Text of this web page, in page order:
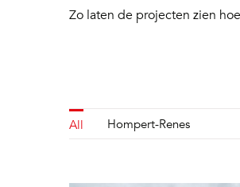
Zo laten de projecten zien
All Hompert-Renes